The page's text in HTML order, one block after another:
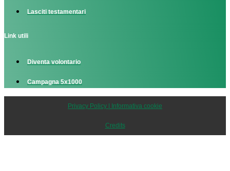
Lasciti testamentari
Link utili
Diventa volontario
Campagna 5x1000
Privacy Policy | Informativa cookie
Credits